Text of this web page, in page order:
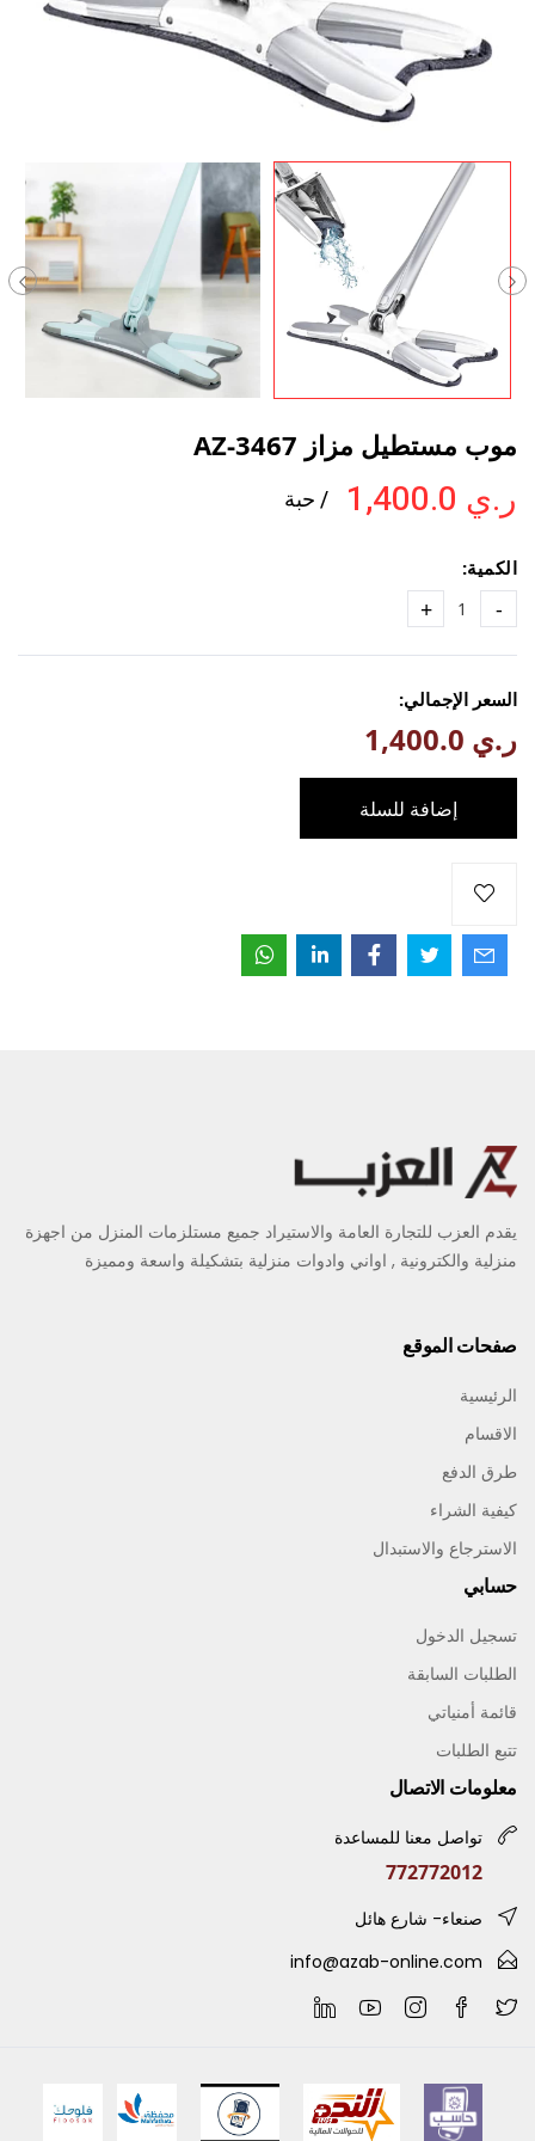
موب مستطيل مزاز AZ-3467
ر.ي 1,400.0 / حبة
الكمية:
-
+
السعر الإجمالي:
ر.ي 1,400.0
إضافة للسلة
يقدم العزب للتجارة العامة والاستيراد جميع مستلزمات المنزل من اجهزة
منزلية والكترونية , اواني وادوات منزلية بتشكيلة واسعة ومميزة
صفحات الموقع
الرئيسية
الاقسام
طرق الدفع
كيفية الشراء
الاسترجاع والاستبدال
حسابي
تسجيل الدخول
الطلبات السابقة
قائمة أمنياتي
تتبع الطلبات
معلومات الاتصال
تواصل معنا للمساعدة
772772012
صنعاء- شارع هائل
info@azab-online.com